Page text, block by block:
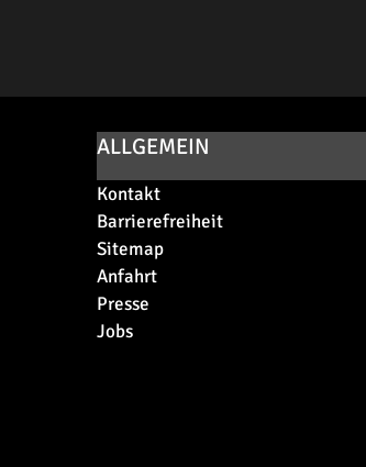
ALLGEMEIN
Kontakt
Barrierefreiheit
Sitemap
Anfahrt
Presse
Jobs